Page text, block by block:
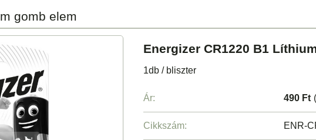
gomb elem
Energizer CR1220 B1
1db / bliszter
Ár: 490 Ft
Cikkszám: ENR-